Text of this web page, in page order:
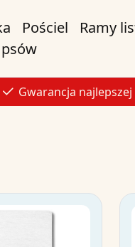
Pościel
Ramy
Gwarancja najlepszej